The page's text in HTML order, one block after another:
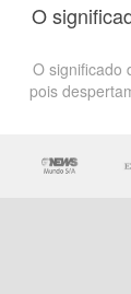
O
O significado
pois